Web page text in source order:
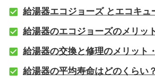
給湯器エコジョーズ とエコキュ
給湯器のエコジョーズのメリッ
給湯器の交換と修理のメリット
給湯器の平均寿命はどのくらい？